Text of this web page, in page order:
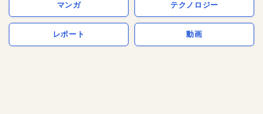
マンガ テクノロジー
レポート 動画